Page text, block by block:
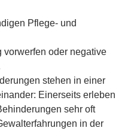
Pflege- und
vorwerfen oder negative
stehen in einer
Einerseits erleben
sehr oft
in der